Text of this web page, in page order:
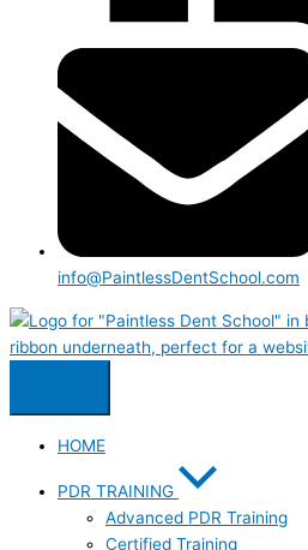
info@PaintlessDentSchool.com
HOME
PDR TRAINING
Advanced PDR Training
Certified Training